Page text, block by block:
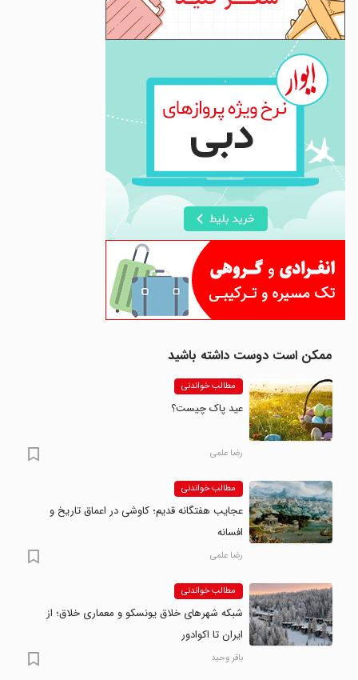
ممکن است دوست داشته باشید
مطالب خواندنی
عید پاک چیست؟
رضا علمی
مطالب خواندنی
عجایب هفتگانه قدیم؛ کاوشی در اعماق تاریخ و
افسانه
رضا علمی
مطالب خواندنی
شبکه شهرهای خلاق یونسکو و معماری خلاق؛ از
ایران تا اکوادور
باقر وحید